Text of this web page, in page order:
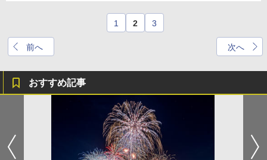
前へ
1 2 3
次へ
おすすめ記事